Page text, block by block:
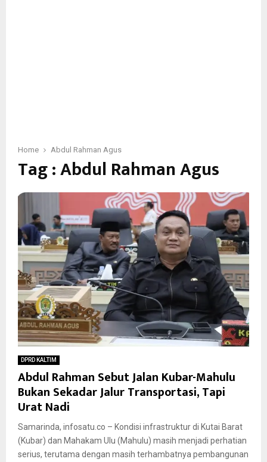
Home Abdul Rahman Agus
Tag : Abdul Rahman Agus
DPRD KALTIM
Abdul Rahman Sebut Jalan Kubar-Mahulu
Bukan Sekadar Jalur Transportasi, Tapi
Urat Nadi
Samarinda, infosatu.co – Kondisi infrastruktur di Kutai Barat
(Kubar) dan Mahakam Ulu (Mahulu) masih menjadi perhatian
serius, terutama dengan masih terhambatnya pembangunan